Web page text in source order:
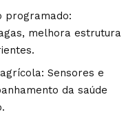
programado:
melhora estrutura
Sensores e
da saúde